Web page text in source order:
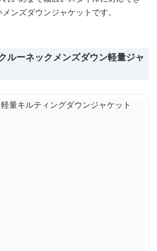
ンズダウンジャケットです。
ルーネックメンズダウン軽量ジャ